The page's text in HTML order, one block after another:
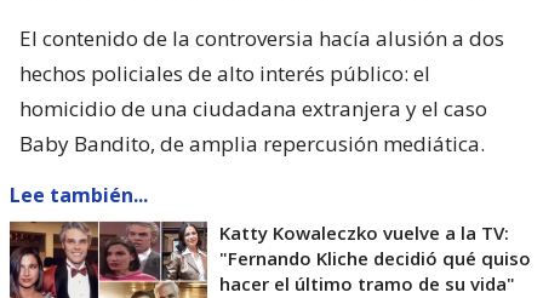
El contenido de la controversia hacía alusión a dos
hechos policiales de alto interés público: el
homicidio de una ciudadana extranjera y el caso
Baby Bandito, de amplia repercusión mediática.
Lee también...
Katty Kowaleczko vuelve a la TV:
"Fernando Kliche decidió qué quiso
hacer el último tramo de su vida"